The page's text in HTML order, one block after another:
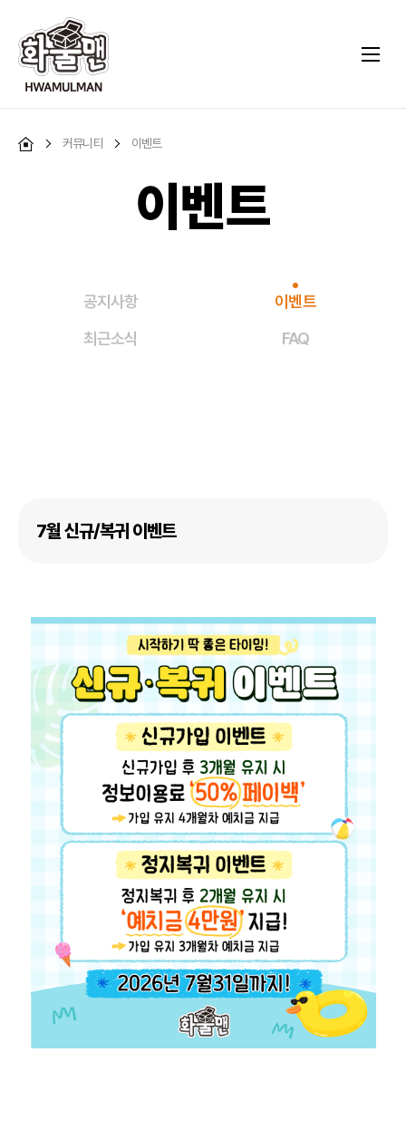
커뮤니티 이벤트
이벤트
공지사항
이벤트
최근소식
FAQ
7월 신규/복귀 이벤트